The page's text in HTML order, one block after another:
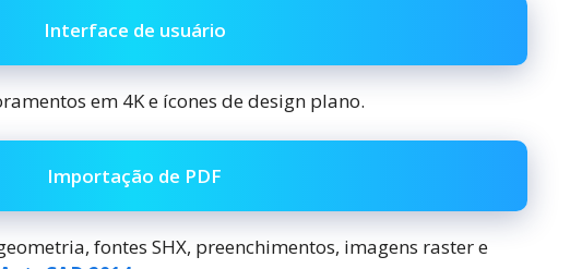
Interface de usuário
em 4K e ícones de design plano.
Importação de PDF
fontes SHX, preenchimentos, imagens raster e